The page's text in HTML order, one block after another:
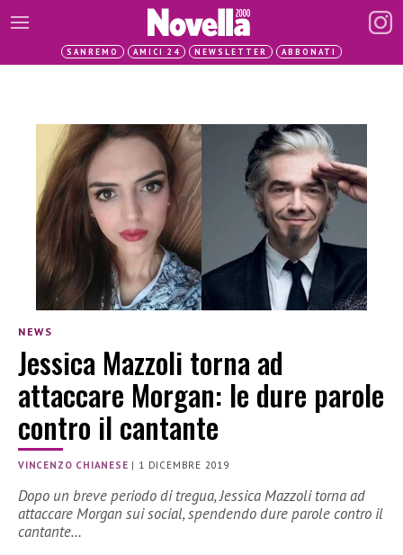
SANREMO AMICI 24 NEWSLETTER ABBONATI
NEWS
Jessica Mazzoli torna ad
attaccare Morgan: le dure parole
contro il cantante
VINCENZO CHIANESE | 1 DICEMBRE 2019
Dopo un breve periodo di tregua, Jessica Mazzoli torna ad
attaccare Morgan sui social, spendendo dure parole contro il
cantante…